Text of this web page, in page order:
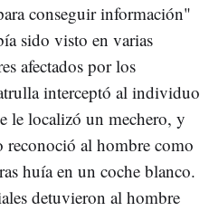
conseguir información"
sido visto en varias
afectados por los
interceptó al individuo
le localizó un mechero, y
al hombre como
huía en un coche blanco.
detuvieron al hombre